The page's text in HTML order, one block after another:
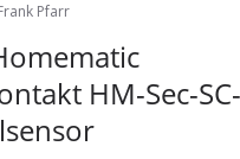
Pfarr
HM-Sec-